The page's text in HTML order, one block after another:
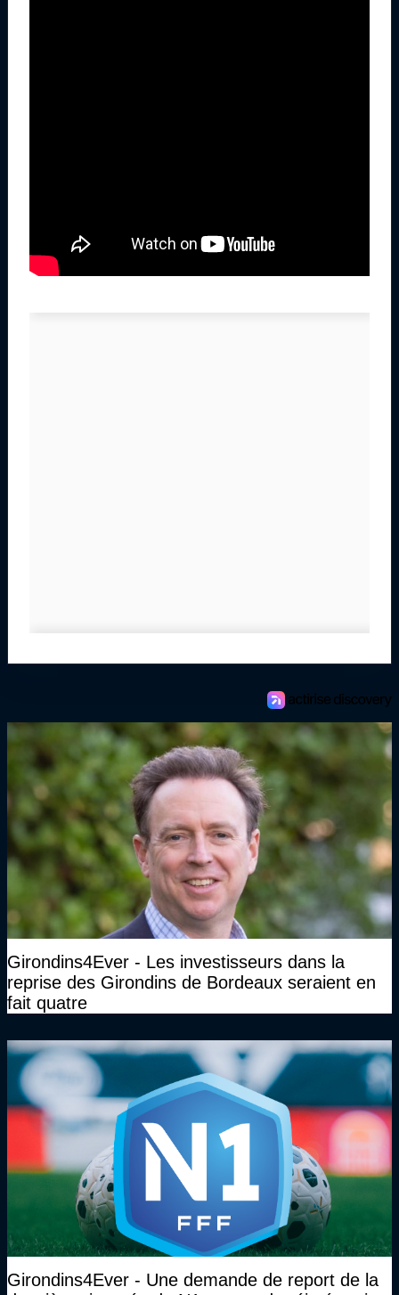
Girondins4Ever - Les investisseurs dans la
reprise des Girondins de Bordeaux seraient en
fait quatre
Girondins4Ever - Une demande de report de la